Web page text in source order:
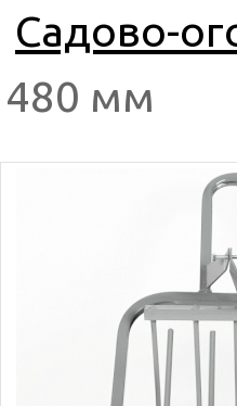
Садово-
480 мм